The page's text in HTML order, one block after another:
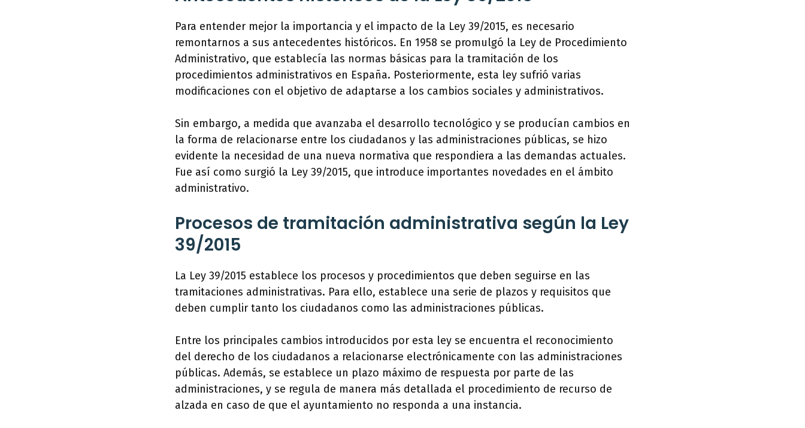
Para entender mejor la importancia y el impacto de la Ley 39/2015, es necesario
remontarnos a sus antecedentes históricos. En 1958 se promulgó la Ley de Procedimiento
Administrativo, que establecía las normas básicas para la tramitación de los
procedimientos administrativos en España. Posteriormente, esta ley sufrió varias
modificaciones con el objetivo de adaptarse a los cambios sociales y administrativos.
Sin embargo, a medida que avanzaba el desarrollo tecnológico y se producían cambios en
la forma de relacionarse entre los ciudadanos y las administraciones públicas, se hizo
evidente la necesidad de una nueva normativa que respondiera a las demandas actuales.
Fue así como surgió la Ley 39/2015, que introduce importantes novedades en el ámbito
administrativo.
Procesos de tramitación administrativa según la Ley
39/2015
La Ley 39/2015 establece los procesos y procedimientos que deben seguirse en las
tramitaciones administrativas. Para ello, establece una serie de plazos y requisitos que
deben cumplir tanto los ciudadanos como las administraciones públicas.
Entre los principales cambios introducidos por esta ley se encuentra el reconocimiento
del derecho de los ciudadanos a relacionarse electrónicamente con las administraciones
públicas. Además, se establece un plazo máximo de respuesta por parte de las
administraciones, y se regula de manera más detallada el procedimiento de recurso de
alzada en caso de que el ayuntamiento no responda a una instancia.